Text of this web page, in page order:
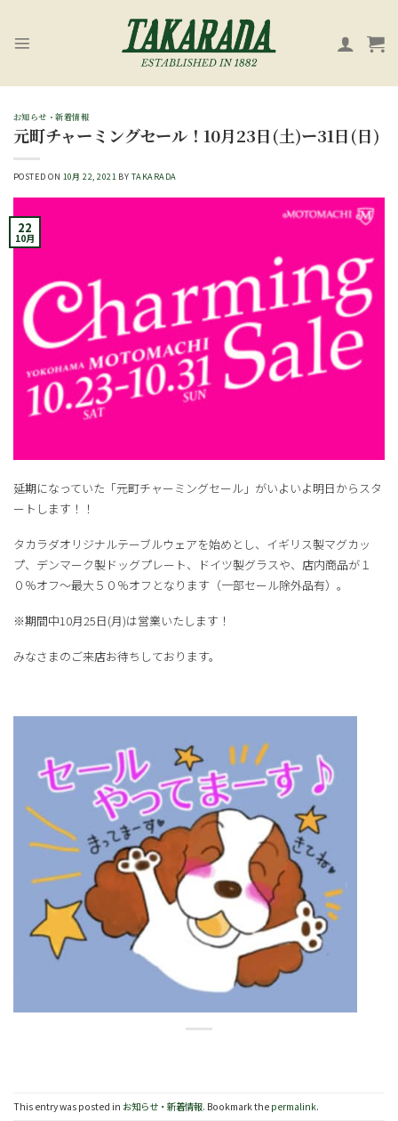
content
お知らせ・新着情報
元町チャーミングセール！10月23日(土)ー31日(日)
POSTED ON 10月 22, 2021 BY TAKARADA
22
10月
延期になっていた「元町チャーミングセール」がいよいよ明日からスタ
ートします！！
タカラダオリジナルテーブルウェアを始めとし、イギリス製マグカッ
プ、デンマーク製ドッグプレート、ドイツ製グラスや、店内商品が１
０％オフ～最大５０％オフとなります（一部セール除外品有）。
※期間中10月25日(月)は営業いたします！
みなさまのご来店お待ちしております。
This entry was posted in お知らせ・新着情報. Bookmark the permalink.